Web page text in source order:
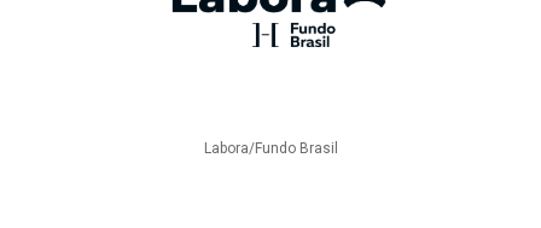
Labora/Fundo Brasil